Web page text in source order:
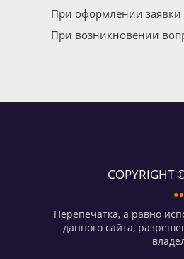
При оформлении
При возникновении
COPYRIGHT
Перепечатка, а равно
данного сайта,